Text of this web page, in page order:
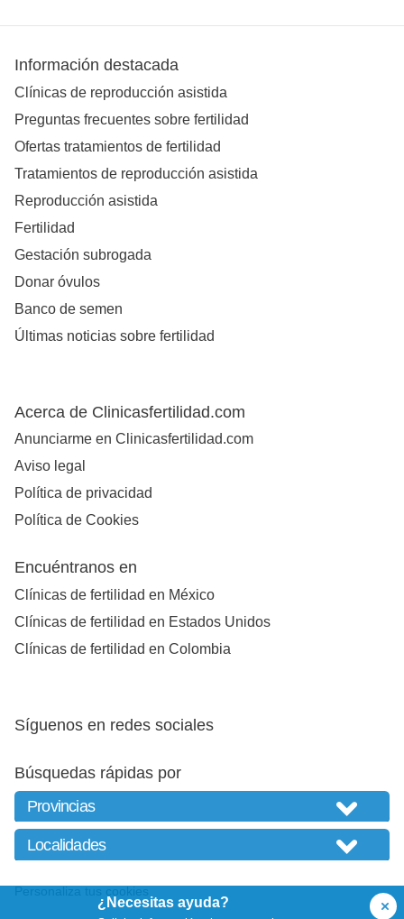
¿Necesitas ayuda?
Información destacada
Clínicas de reproducción asistida
Preguntas frecuentes sobre fertilidad
Ofertas tratamientos de fertilidad
Tratamientos de reproducción asistida
Reproducción asistida
Fertilidad
Gestación subrogada
Donar óvulos
Banco de semen
Últimas noticias sobre fertilidad
Acerca de Clinicasfertilidad.com
Anunciarme en Clinicasfertilidad.com
Aviso legal
Política de privacidad
Política de Cookies
Encuéntranos en
Clínicas de fertilidad en México
Clínicas de fertilidad en Estados Unidos
Clínicas de fertilidad en Colombia
Síguenos en redes sociales
Búsquedas rápidas por